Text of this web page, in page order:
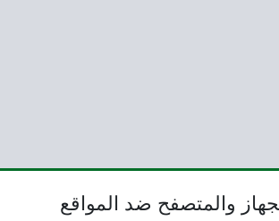
والمتصفح ضد المواقع